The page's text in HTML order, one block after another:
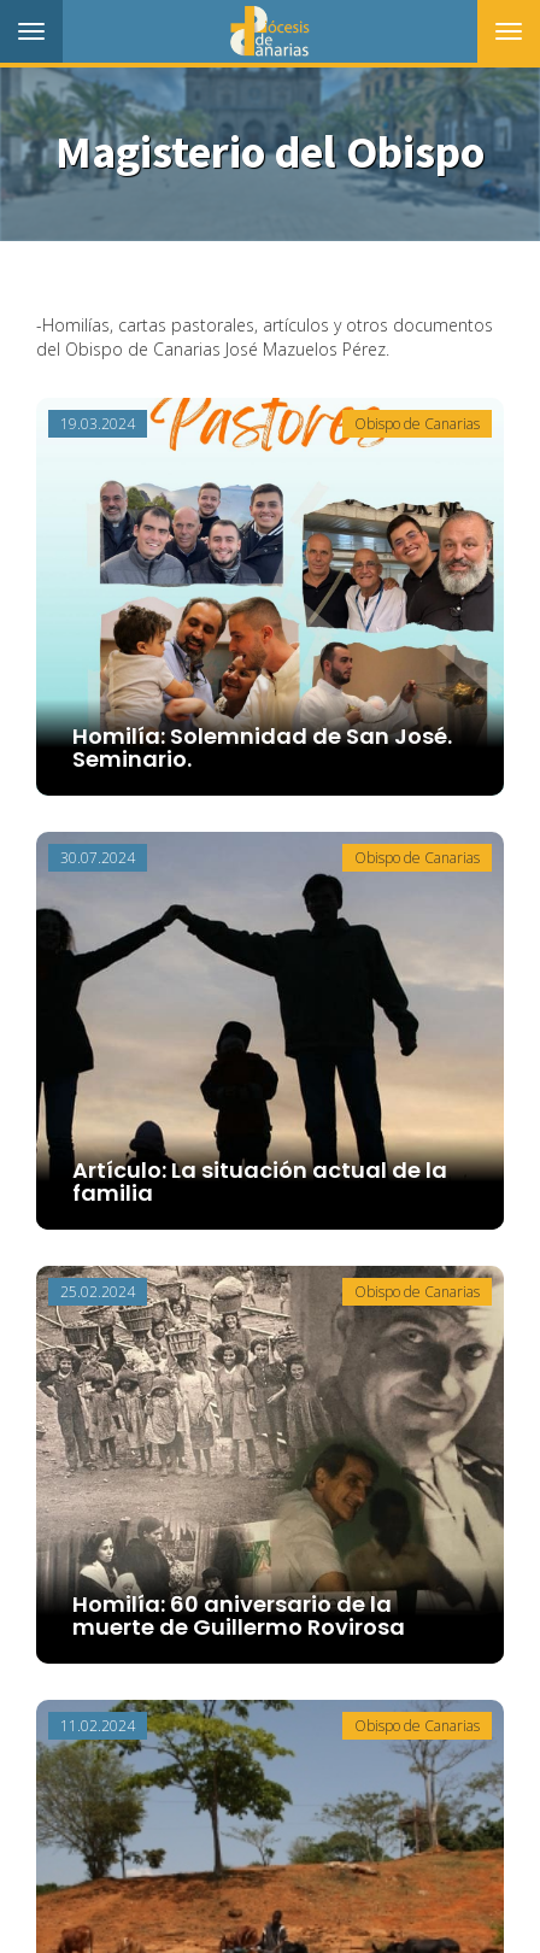
Toggle
navigation
Magisterio del Obispo
-Homilías, cartas pastorales, artículos y otros documentos
del Obispo de Canarias José Mazuelos Pérez.
19.03.2024 Obispo de Canarias
Homilía: Solemnidad de San José.
Seminario.
30.07.2024 Obispo de Canarias
Artículo: La situación actual de la
familia
25.02.2024 Obispo de Canarias
Homilía: 60 aniversario de la
muerte de Guillermo Rovirosa
11.02.2024 Obispo de Canarias